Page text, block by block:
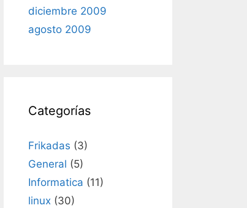
diciembre 2009
agosto 2009
Categorías
Frikadas (3)
General (5)
Informatica (11)
linux (30)